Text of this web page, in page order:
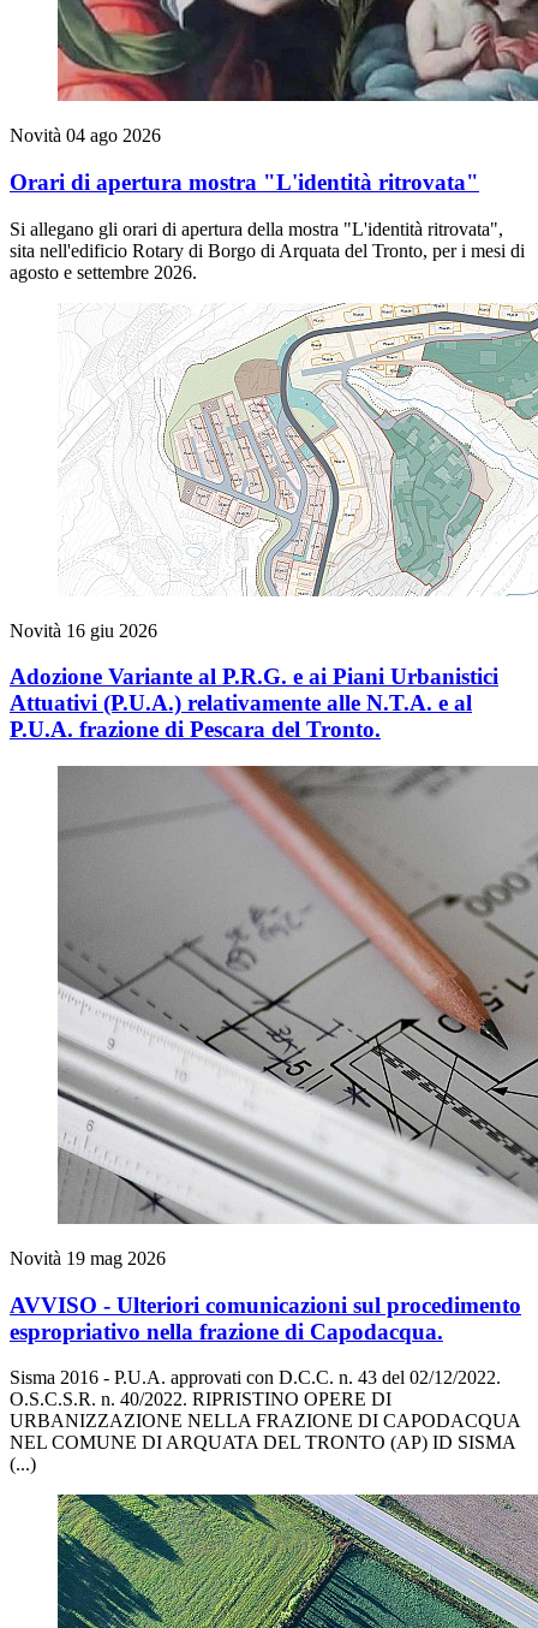
Novità 04 ago 2026
Orari di apertura mostra "L'identità ritrovata"
Si allegano gli orari di apertura della mostra "L'identità ritrovata",
sita nell'edificio Rotary di Borgo di Arquata del Tronto, per i mesi di
agosto e settembre 2026.
Novità 16 giu 2026
Adozione Variante al P.R.G. e ai Piani Urbanistici
Attuativi (P.U.A.) relativamente alle N.T.A. e al
P.U.A. frazione di Pescara del Tronto.
Novità 19 mag 2026
AVVISO - Ulteriori comunicazioni sul procedimento
espropriativo nella frazione di Capodacqua.
Sisma 2016 - P.U.A. approvati con D.C.C. n. 43 del 02/12/2022.
O.S.C.S.R. n. 40/2022. RIPRISTINO OPERE DI
URBANIZZAZIONE NELLA FRAZIONE DI CAPODACQUA
NEL COMUNE DI ARQUATA DEL TRONTO (AP) ID SISMA
(...)